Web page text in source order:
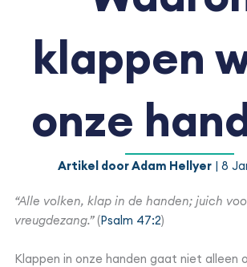
klappen
onze
Artikel door Adam Hellyer| 8
“Alle volken, klap in de handen; juich
vreugdezang.”(Psalm 47:2)
Klappen in onze handen gaat niet alleen